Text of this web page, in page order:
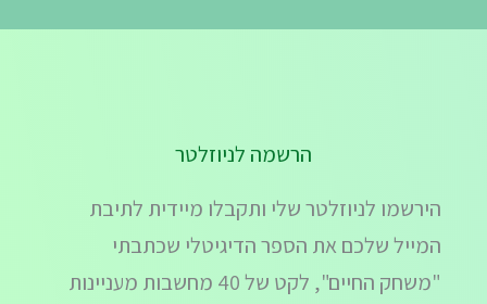
הרשמה לניוזלטר
הירשמו לניוזלטר שלי ותקבלו מיידית לתיבת
המייל שלכם את הספר הדיגיטלי שכתבתי
"משחק החיים", לקט של 40 מחשבות מעניינות